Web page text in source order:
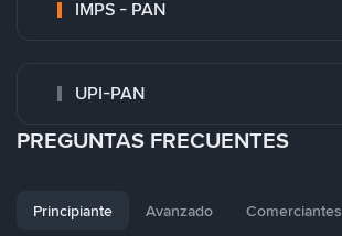
IMPS - PAN
UPI-PAN
PREGUNTAS FRECUENTES
Principiante Avanzado Comerciantes